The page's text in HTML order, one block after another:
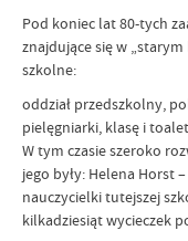
Pod koniec lat 80-tych
znajdujące się w
szkolne:
oddział przedszkolny,
pielęgniarki, klasę i
W tym czasie szeroko
jego były: Helena Horst
nauczycielki tutejszej
kilkadziesiąt wycieczek